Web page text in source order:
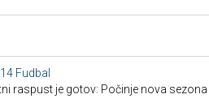
Fudbal
raspust je gotov: Počinje nova